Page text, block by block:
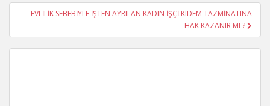
EVLİLİK SEBEBİYLE İŞTEN AYRILAN KADIN İŞÇİ KIDEM TAZMİNATINA
HAK KAZANIR MI ?